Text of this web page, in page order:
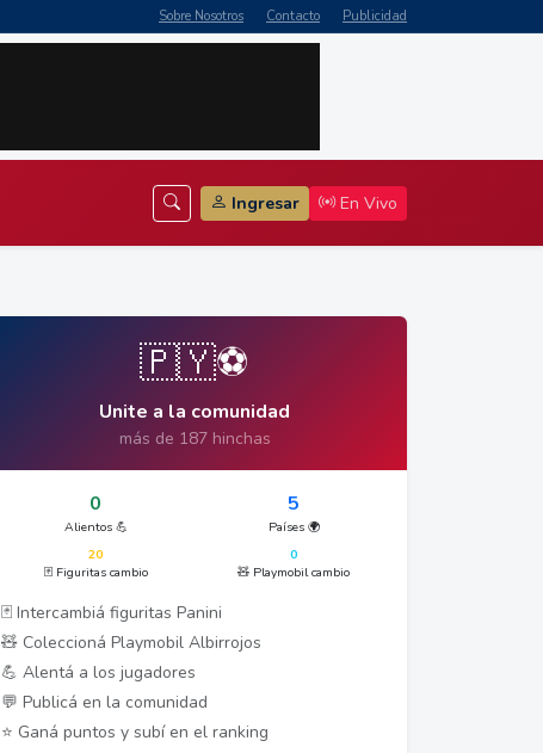
Sobre Nosotros Contacto Publicidad
Ingresar En Vivo
🇵🇾⚽
Unite a la comunidad
más de 187 hinchas
0
Alientos 💪
5
Países 🌍
20
🃏 Figuritas cambio
0
🧸 Playmobil cambio
🃏 Intercambiá figuritas Panini
🧸 Coleccioná Playmobil Albirrojos
💪 Alentá a los jugadores
💬 Publicá en la comunidad
⭐ Ganá puntos y subí en el ranking